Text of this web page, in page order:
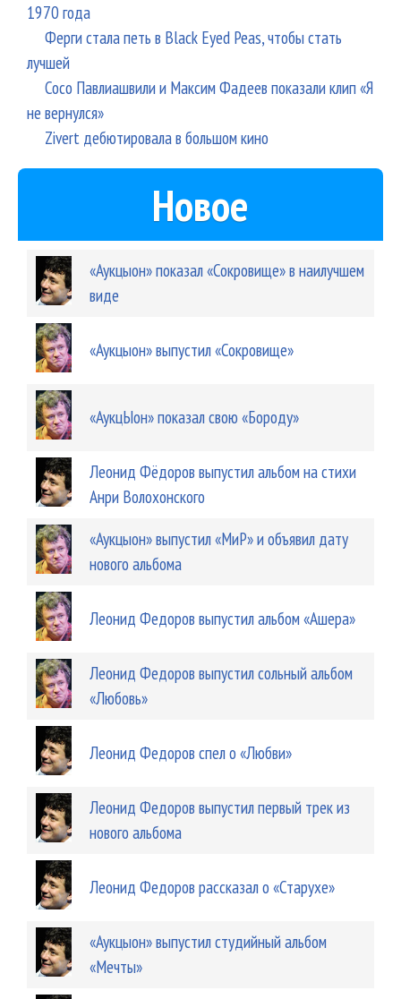
1970 года
Ферги стала петь в Black Eyed Peas, чтобы стать
лучшей
Сосо Павлиашвили и Максим Фадеев показали клип «Я
не вернулся»
Zivert дебютировала в большом кино
Новое
«Аукцыон» показал «Сокровище» в наилучшем
виде
«Аукцыон» выпустил «Сокровище»
«АукцЫон» показал свою «Бороду»
Леонид Фёдоров выпустил альбом на стихи
Анри Волохонского
«Аукцыон» выпустил «МиР» и объявил дату
нового альбома
Леонид Федоров выпустил альбом «Ашера»
Леонид Федоров выпустил сольный альбом
«Любовь»
Леонид Федоров спел о «Любви»
Леонид Федоров выпустил первый трек из
нового альбома
Леонид Федоров рассказал о «Старухе»
«Аукцыон» выпустил студийный альбом
«Мечты»